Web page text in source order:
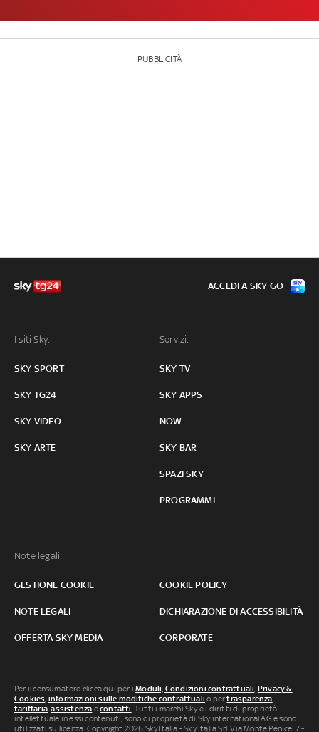
PUBBLICITÀ
I siti Sky:
SKY SPORT
SKY TG24
SKY VIDEO
SKY ARTE
Servizi:
SKY TV
SKY APPS
NOW
SKY BAR
SPAZI SKY
PROGRAMMI
Note legali:
GESTIONE COOKIE COOKIE POLICY
NOTE LEGALI DICHIARAZIONE DI ACCESSIBILITÀ
OFFERTA SKY MEDIA CORPORATE
ACCEDI A SKY GO
Per il consumatore clicca qui per iModuli, Condizioni contrattuali, Privacy &
Cookies, informazioni sulle modifiche contrattuali o pertrasparenza
tariffaria,assistenza econtatti. Tutti i marchi Sky e i diritti di proprietà
intellettuale in essi contenuti, sono di proprietà di Sky international AG e sono
utilizzati su licenza. Copyright 2026 Sky Italia - Sky Italia Srl Via Monte Penice, 7 -